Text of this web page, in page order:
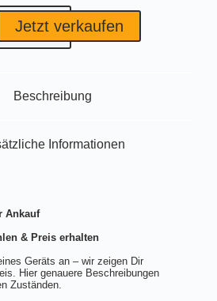
Jetzt verkaufen
Beschreibung
Informationen
Ankauf
& Preis erhalten
Geräts an – wir zeigen Dir
Hier genauere Beschreibungen
Zuständen.